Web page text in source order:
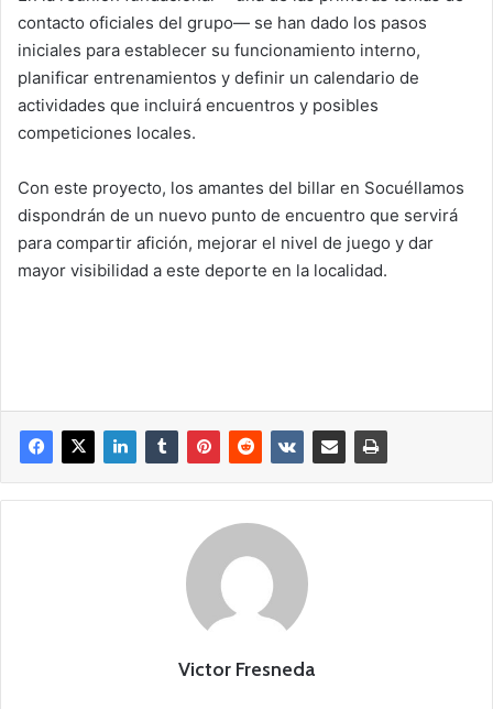
contacto oficiales del grupo— se han dado los pasos
iniciales para establecer su funcionamiento interno,
planificar entrenamientos y definir un calendario de
actividades que incluirá encuentros y posibles
competiciones locales.
Con este proyecto, los amantes del billar en Socuéllamos
dispondrán de un nuevo punto de encuentro que servirá
para compartir afición, mejorar el nivel de juego y dar
mayor visibilidad a este deporte en la localidad.
Victor Fresneda